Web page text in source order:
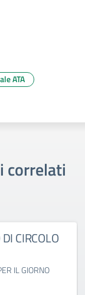
ATA
correlati
CIRCOLO
IL GIORNO